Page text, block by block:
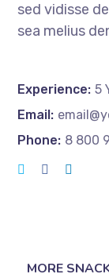
sed vidisse
sea melius
Experience: 5
Email:
Phone: 8 800
MORE